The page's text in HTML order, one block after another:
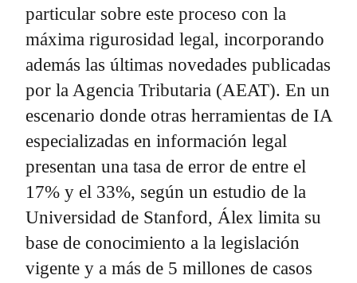
particular sobre este proceso con la
máxima rigurosidad legal, incorporando
además las últimas novedades publicadas
por la Agencia Tributaria (AEAT). En un
escenario donde otras herramientas de IA
especializadas en información legal
presentan una tasa de error de entre el
17% y el 33%, según un estudio de la
Universidad de Stanford, Álex limita su
base de conocimiento a la legislación
vigente y a más de 5 millones de casos